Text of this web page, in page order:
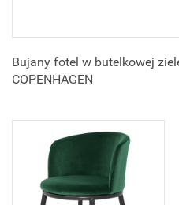
Bujany fotel w butelkowej
COPENHAGEN